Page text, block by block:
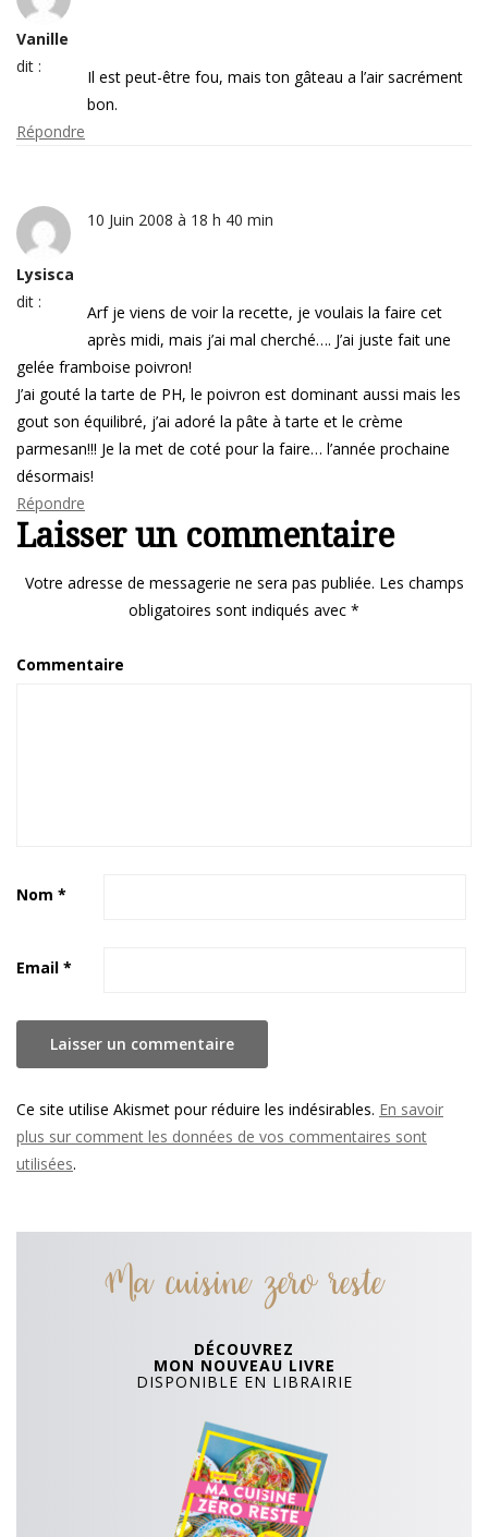
Vanille
dit :
Il est peut-être fou, mais ton gâteau a l’air sacrément
bon.
Répondre
Lysisca
dit :
10 Juin 2008 à 18 h 40 min
Arf je viens de voir la recette, je voulais la faire cet
après midi, mais j’ai mal cherché…. J’ai juste fait une
gelée framboise poivron!
J’ai gouté la tarte de PH, le poivron est dominant aussi mais les
gout son équilibré, j’ai adoré la pâte à tarte et le crème
parmesan!!! Je la met de coté pour la faire… l’année prochaine
désormais!
Répondre
Laisser un commentaire
Votre adresse de messagerie ne sera pas publiée. Les champs
obligatoires sont indiqués avec *
Commentaire
Nom *
Email *
Ce site utilise Akismet pour réduire les indésirables. En savoir
plus sur comment les données de vos commentaires sont
utilisées.
Ma cuisine zero reste
DÉCOUVREZ
MON NOUVEAU LIVRE
DISPONIBLE EN LIBRAIRIE